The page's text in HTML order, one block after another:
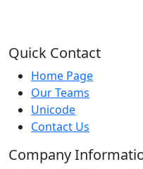
Quick Contact
Home Page
Our Teams
Unicode
Contact Us
Company